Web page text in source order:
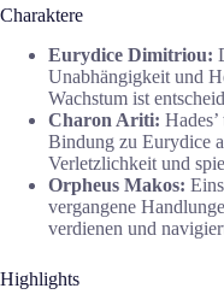
Charaktere
Eurydice Dimitriou:
Unabhängigkeit und
Wachstum ist
Charon Ariti:
Bindung zu Eurydice
Verletzlichkeit und
Orpheus Makos:
vergangene
verdienen und
Highlights